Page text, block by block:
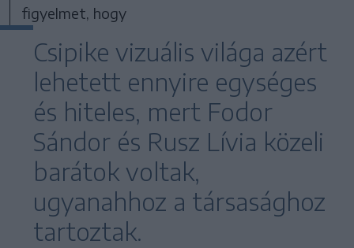
figyelmet, hogy
Csipike vizuális világa azért
lehetett ennyire egységes
és hiteles, mert Fodor
Sándor és Rusz Lívia közeli
barátok voltak,
ugyanahhoz a társasághoz
tartoztak.